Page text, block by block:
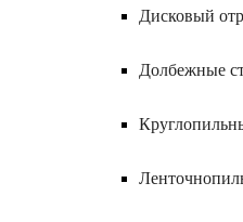
Дисковый
Долбежные